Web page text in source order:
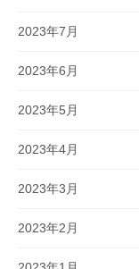
2023年7月
2023年6月
2023年5月
2023年4月
2023年3月
2023年2月